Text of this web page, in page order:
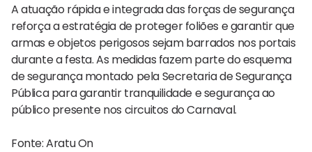
A atuação rápida e integrada das forças de segurança
reforça a estratégia de proteger foliões e garantir que
armas e objetos perigosos sejam barrados nos portais
durante a festa. As medidas fazem parte do esquema
de segurança montado pela Secretaria de Segurança
Pública para garantir tranquilidade e segurança ao
público presente nos circuitos do Carnaval.
Fonte: Aratu On